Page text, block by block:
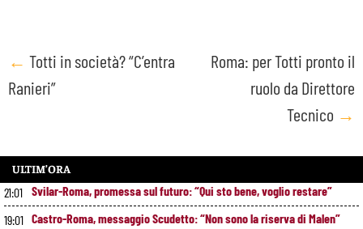
Post
navigation
← Totti in società? “C’entra
Ranieri”
Roma: per Totti pronto il
ruolo da Direttore
Tecnico →
ULTIM’ORA
21:01 Svilar-Roma, promessa sul futuro: “Qui sto bene, voglio restare”
19:01 Castro-Roma, messaggio Scudetto: “Non sono la riserva di Malen”